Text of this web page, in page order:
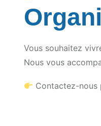
Vous souhaitez
Nous vous
Contactez-nous